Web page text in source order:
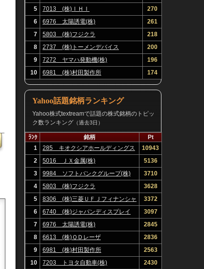
5
7013 (株)ＩＨＩ
270
6
6976 太陽誘電(株)
261
7
5803 (株)フジクラ
218
8
2737 (株)トーメンデバイス
200
9
7272 ヤマハ発動機(株)
196
10
6981 (株)村田製作所 174
Yahoo話題銘柄ランキング
Yahoo株式textreamで話題の株式銘柄のトピッ
ク数ランキング（過去3日）
ﾗﾝｸ 銘柄
Pt
1
285 キオクシアホールディングス
(株)
10943
2
5016 ＪＸ金属(株)
5136
3
9984 ソフトバンクグループ(株)
3710
4
5803 (株)フジクラ
3628
5
8306 (株)三菱ＵＦＪフィナンシャ
ル・グループ
3372
6
6740 (株)ジャパンディスプレイ
3097
7
6976 太陽誘電(株)
2845
8
6613 (株)ＱＤレーザ
2836
9
6981 (株)村田製作所
2563
10
7203 トヨタ自動車(株) 2430